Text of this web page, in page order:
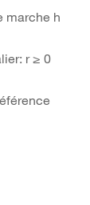
marche h
r ≥ 0